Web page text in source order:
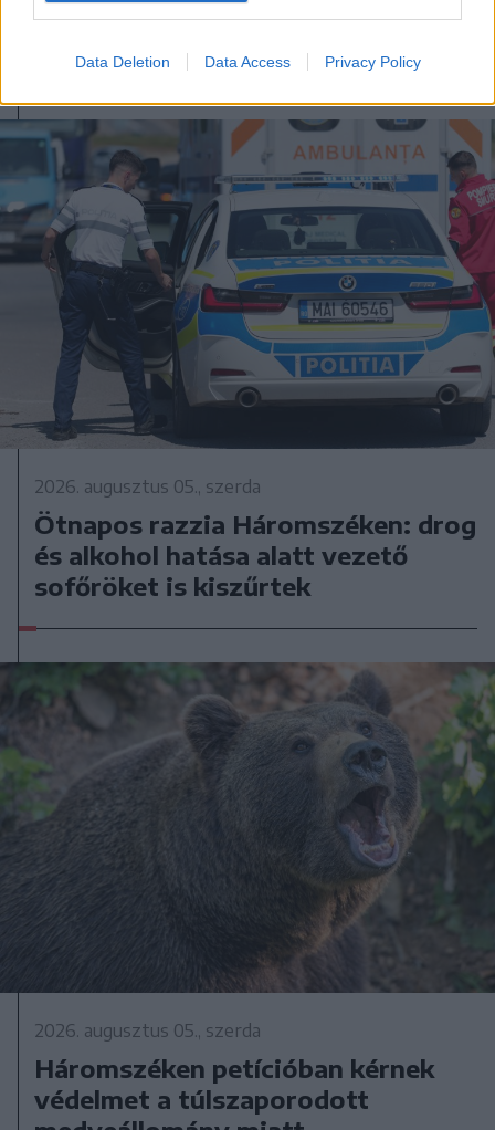
Data Deletion Data Access Privacy Policy
2026. augusztus 05., szerda
Ötnapos razzia Háromszéken: drog
és alkohol hatása alatt vezető
sofőröket is kiszűrtek
2026. augusztus 05., szerda
Háromszéken petícióban kérnek
védelmet a túlszaporodott